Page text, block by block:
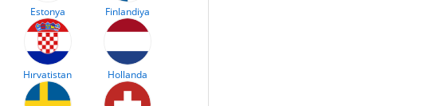
Estonya Finlandiya
Hırvatistan Hollanda